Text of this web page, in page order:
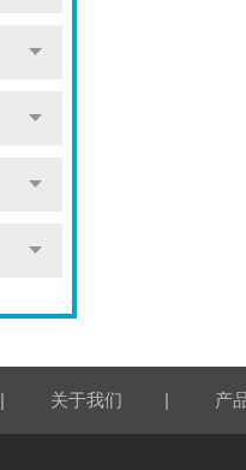
| 关于我们 | 产